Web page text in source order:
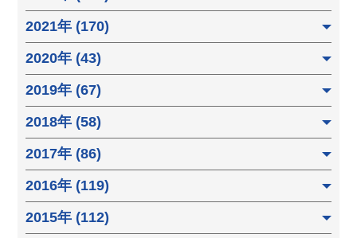
2021年 (170)
2020年 (43)
2019年 (67)
2018年 (58)
2017年 (86)
2016年 (119)
2015年 (112)